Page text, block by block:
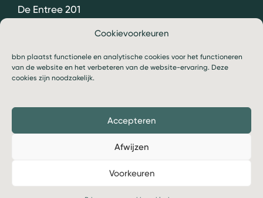
Cookievoorkeuren
bbn plaatst functionele en analytische cookies voor het functioneren
van de website en het verbeteren van de website-ervaring. Deze
cookies zijn noodzakelijk.
Accepteren
Afwijzen
Voorkeuren
De Entree 201
1101 HG Amsterdam